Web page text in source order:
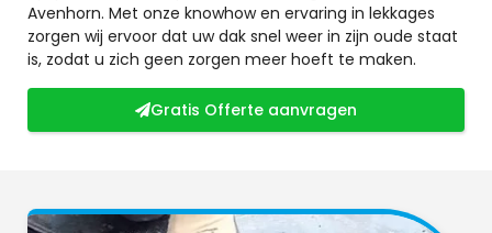
Avenhorn. Met onze knowhow en ervaring in lekkages
zorgen wij ervoor dat uw dak snel weer in zijn oude staat
is, zodat u zich geen zorgen meer hoeft te maken.
Gratis Offerte aanvragen